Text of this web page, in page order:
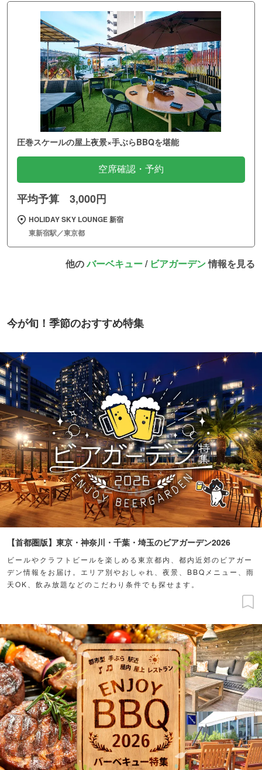
圧巻スケールの屋上夜景×手ぶらBBQを堪能
空席確認・予約
平均予算 3,000円
HOLIDAY SKY LOUNGE 新宿
東新宿駅／東京都
他のバーベキュー/ ビアガーデン情報を見る
今が旬！季節のおすすめ特集
【首都圏版】東京・神奈川・千葉・埼玉のビアガーデン2026
ビールやクラフトビールを楽しめる東京都内、都内近郊のビアガー
デン情報をお届け。エリア別やおしゃれ、夜景、BBQメニュー、雨
天OK、飲み放題などのこだわり条件でも探せます。